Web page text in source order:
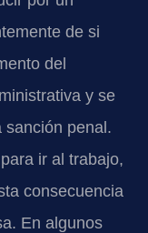
de si
del
y se
sanción penal.
ir al trabajo,
consecuencia
En algunos